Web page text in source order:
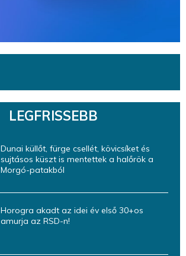
LEGFRISSEBB
Dunai küllőt, fürge csellét, kövicsíket és
sujtásos küszt is mentettek a halőrök a
Morgó-patakból
Horogra akadt az idei év első 30+os
amurja az RSD-n!